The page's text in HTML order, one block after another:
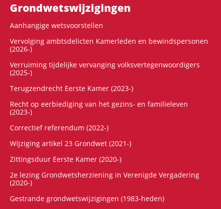
Grondwets­wijzigingen
Aanhangige wetsvoorstellen
Vervolging ambtsdelicten Kamerleden en bewindspersonen
(2026-)
Verruiming tijdelijke vervanging volksvertegenwoordigers
(2025-)
Terugzendrecht Eerste Kamer (2023-)
Recht op eerbiediging van het gezins- en familieleven
(2023-)
Correctief referendum (2022-)
Wijziging artikel 23 Grondwet (2021-)
Zittingsduur Eerste Kamer (2020-)
2e lezing Grondwetsherziening in Verenigde Vergadering
(2020-)
Gestrande grondwetswijzigingen (1983-heden)